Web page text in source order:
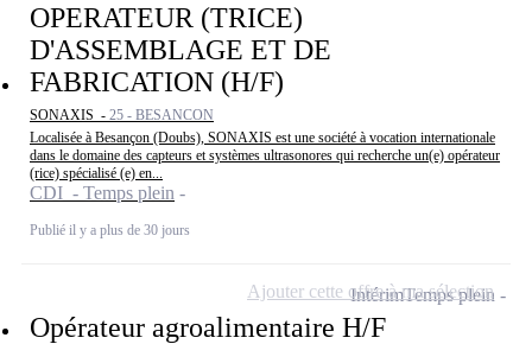
OPERATEUR (TRICE)
D'ASSEMBLAGE ET DE
FABRICATION (H/F)
SONAXIS - 25 - BESANCON
Localisée à Besançon (Doubs), SONAXIS est une société à vocation internationale
dans le domaine des capteurs et systèmes ultrasonores qui recherche un(e) opérateur
(rice) spécialisé (e) en...
CDI - Temps plein
Publié il y a plus de 30 jours
Opérateur agroalimentaire H/F
IntérimTemps plein
Ajouter cette offre à ma sélection